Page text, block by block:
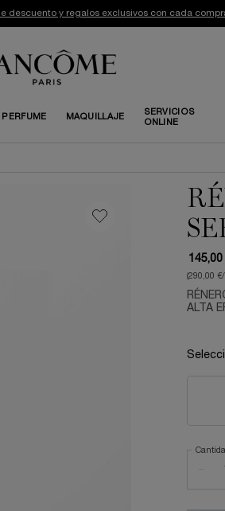
descuento y regalos exclusivos con cada
PERFUME MAQUILLAJE
SERVICIOS
ONLINE
145,00
(290,00
ALTA